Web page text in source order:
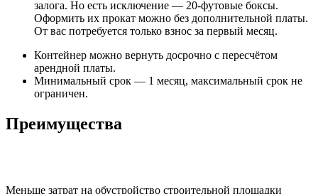
залога. Но есть исключение — 20-футовые боксы.
Оформить их прокат можно без дополнительной платы.
От вас потребуется только взнос за первый месяц.
Контейнер можно вернуть досрочно с пересчётом
арендной платы.
Минимальный срок — 1 месяц, максимальный срок не
ограничен.
Преимущества
Меньше затрат на обустройство строительной площадки